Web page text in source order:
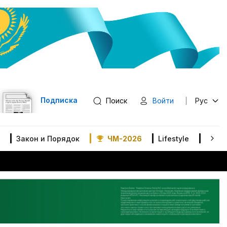
Подписка Поиск Войти Рус
Закон и Порядок ЧМ-2026 Lifestyle В